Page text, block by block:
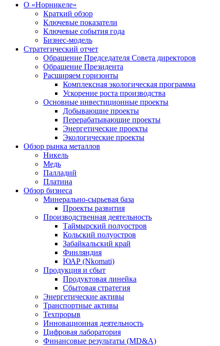
О «Норникеле»
Краткий обзор
Ключевые показатели
Ключевые события года
Бизнес-модель
Стратегический отчет
Обращение Председателя Совета директоров
Обращение Президента
Расширяем горизонты
Комплексная экологическая программа
Ускорение роста производства
Основные инвестиционные проекты
Добывающие проекты
Перерабатывающие проекты
Энергетические проекты
Экологические проекты
Обзор рынка металлов
Никель
Медь
Палладий
Платина
Обзор бизнеса
Минерально-сырьевая база
Проекты развития
Производственная деятельность
Таймырский полуостров
Кольский полуостров
Забайкальский край
Финляндия
ЮАР (Nkomati)
Продукция и сбыт
Продуктовая линейка
Сбытовая стратегия
Энергетические активы
Транспортные активы
Техпрорыв
Инновационная деятельность
Цифровая лаборатория
Финансовые результаты (MD&A)